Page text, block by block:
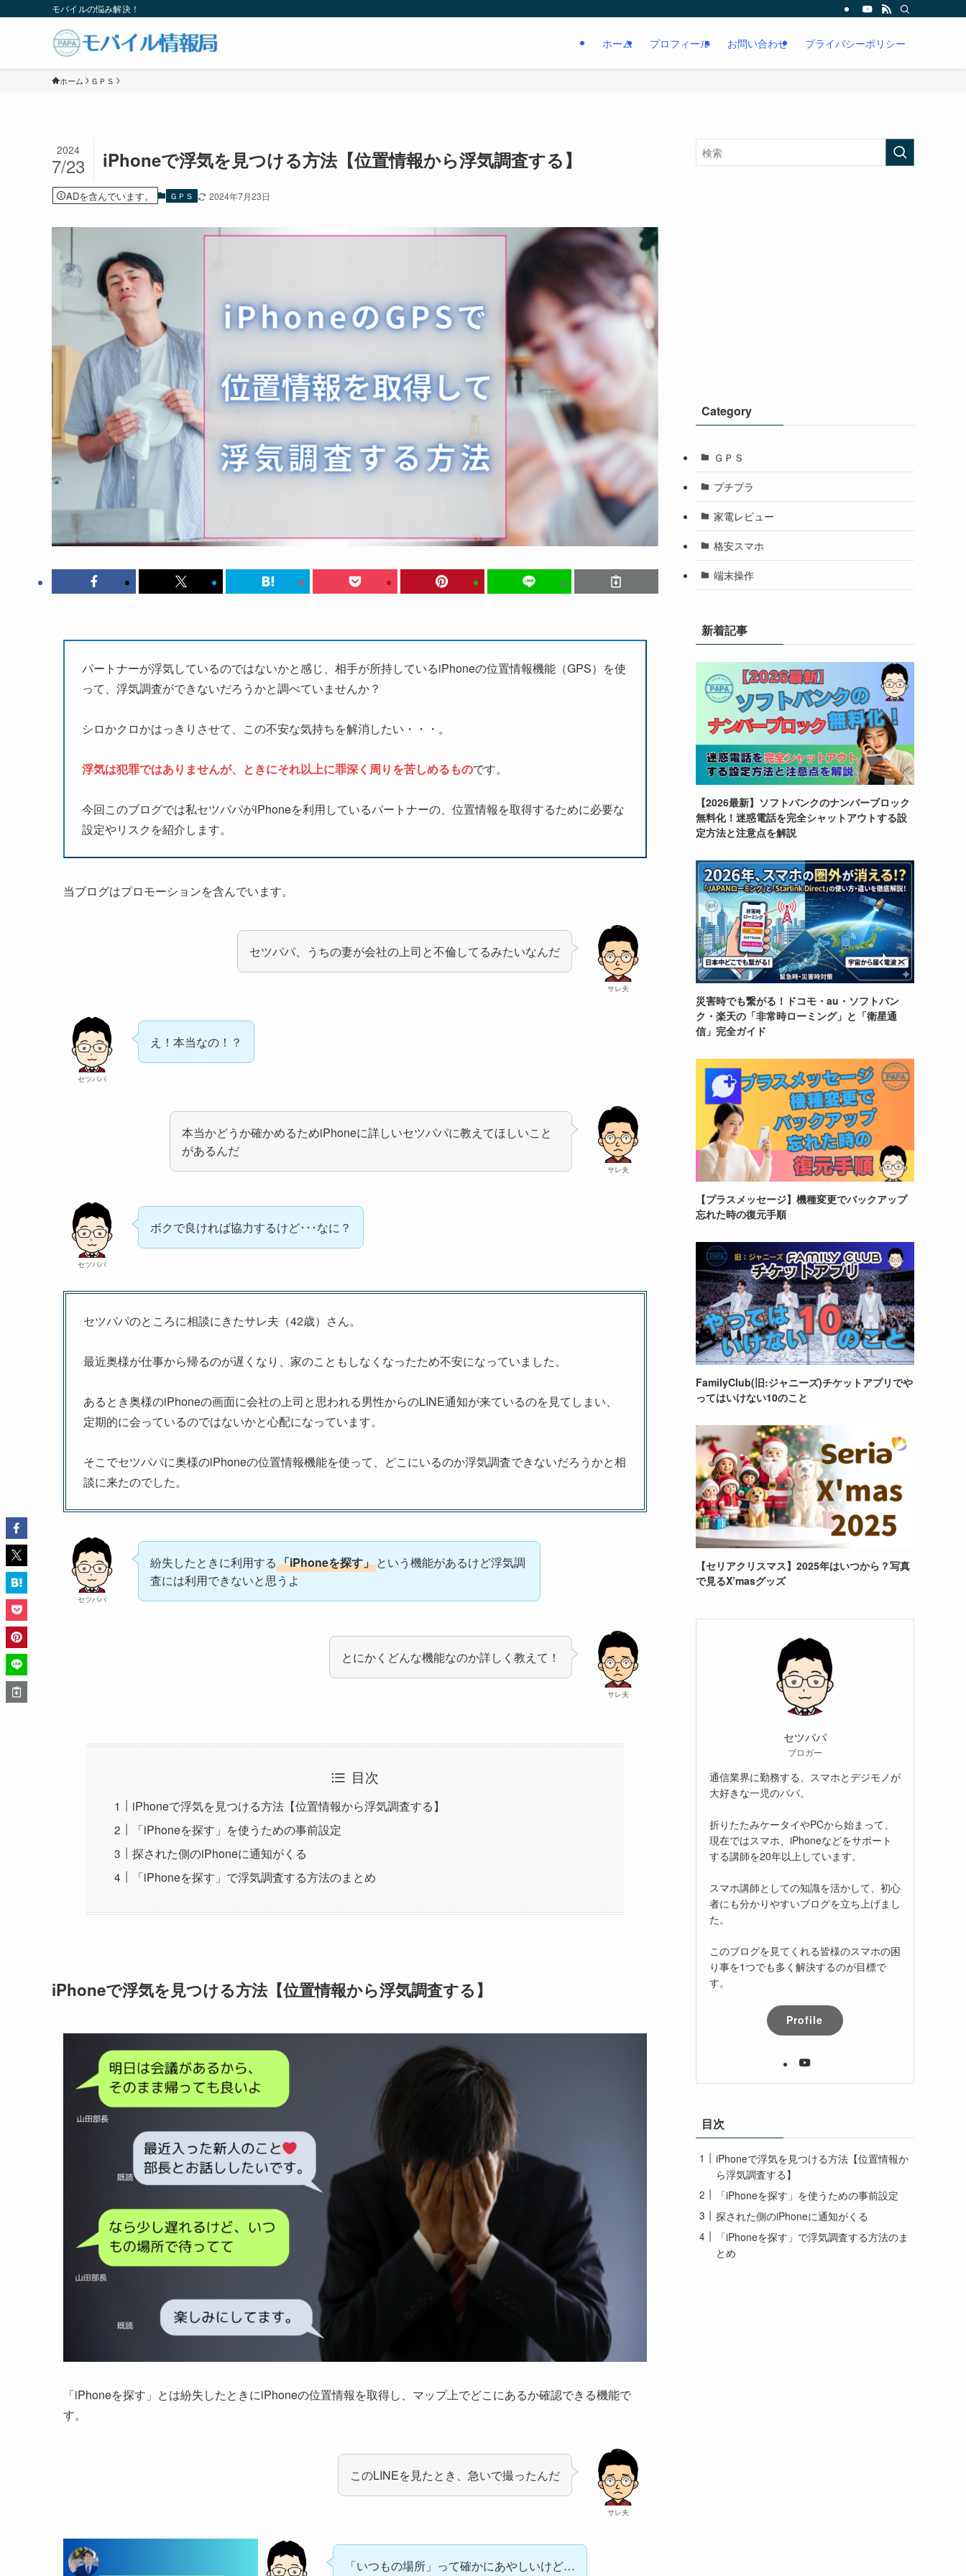
モバイルの悩み解決！
ホーム プロフィール お問い合わせ プライバシーポリシー
ホーム ＧＰＳ
iPhoneで浮気を見つける方法【位置情報から浮気調査する】
2024
7/23
ADを含んでいます。 ＧＰＳ 2024年7月23日
パートナーが浮気しているのではないかと感じ、相手が所持しているiPhoneの位置情報機能（GPS）を使
って、浮気調査ができないだろうかと調べていませんか？
シロかクロかはっきりさせて、この不安な気持ちを解消したい・・・。
浮気は犯罪ではありませんが、ときにそれ以上に罪深く周りを苦しめるものです。
今回このブログでは私セツパパがiPhoneを利用しているパートナーの、位置情報を取得するために必要な
設定やリスクを紹介します。
当ブログはプロモーションを含んでいます。
サレ夫
セツパパ、うちの妻が会社の上司と不倫してるみたいなんだ
セツパパ
え！本当なの！？
サレ夫
本当かどうか確かめるためiPhoneに詳しいセツパパに教えてほしいこと
があるんだ
セツパパ
ボクで良ければ協力するけど･･･なに？
セツパパのところに相談にきたサレ夫（42歳）さん。
最近奥様が仕事から帰るのが遅くなり、家のこともしなくなったため不安になっていました。
あるとき奥様のiPhoneの画面に会社の上司と思われる男性からのLINE通知が来ているのを見てしまい、
定期的に会っているのではないかと心配になっています。
そこでセツパパに奥様のiPhoneの位置情報機能を使って、どこにいるのか浮気調査できないだろうかと相
談に来たのでした。
セツパパ
紛失したときに利用する「iPhoneを探す」という機能があるけど浮気調
査には利用できないと思うよ
サレ夫
とにかくどんな機能なのか詳しく教えて！
目次
iPhoneで浮気を見つける方法【位置情報から浮気調査する】
「iPhoneを探す」を使うための事前設定
探された側のiPhoneに通知がくる
「iPhoneを探す」で浮気調査する方法のまとめ
iPhoneで浮気を見つける方法【位置情報から浮気調査する】
「iPhoneを探す」とは紛失したときにiPhoneの位置情報を取得し、マップ上でどこにあるか確認できる機能で
す。
サレ夫
このLINEを見たとき、急いで撮ったんだ
「いつもの場所」って確かにあやしいけど…
Category
ＧＰＳ
プチプラ
家電レビュー
格安スマホ
端末操作
新着記事
【2026最新】ソフトバンクのナンバーブロック
無料化！迷惑電話を完全シャットアウトする設
定方法と注意点を解説
災害時でも繋がる！ドコモ・au・ソフトバン
ク・楽天の「非常時ローミング」と「衛星通
信」完全ガイド
【プラスメッセージ】機種変更でバックアップ
忘れた時の復元手順
FamilyClub(旧:ジャニーズ)チケットアプリでや
ってはいけない10のこと
【セリアクリスマス】2025年はいつから？写真
で見るX’masグッズ
セツパパ
ブロガー
通信業界に勤務する、スマホとデジモノが
大好きな一児のパパ。
折りたたみケータイやPCから始まって、
現在ではスマホ、iPhoneなどをサポート
する講師を20年以上しています。
スマホ講師としての知識を活かして、初心
者にも分かりやすいブログを立ち上げまし
た。
このブログを見てくれる皆様のスマホの困
り事を1つでも多く解決するのが目標で
す。
Profile
目次
iPhoneで浮気を見つける方法【位置情報か
ら浮気調査する】
「iPhoneを探す」を使うための事前設定
探された側のiPhoneに通知がくる
「iPhoneを探す」で浮気調査する方法のま
とめ